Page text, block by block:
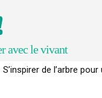
avec le vivant
S’inspirer de l’arbre